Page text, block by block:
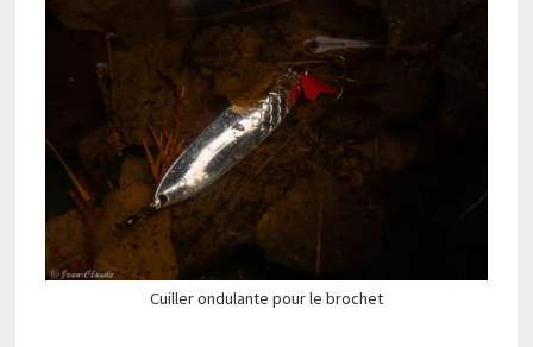
Cuiller ondulante pour le brochet